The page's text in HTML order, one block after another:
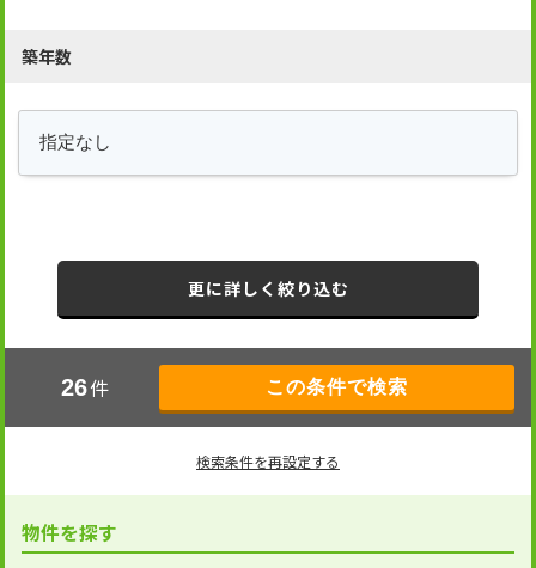
築年数
更に詳しく絞り込む
26件
検索条件を再設定する
物件を探す